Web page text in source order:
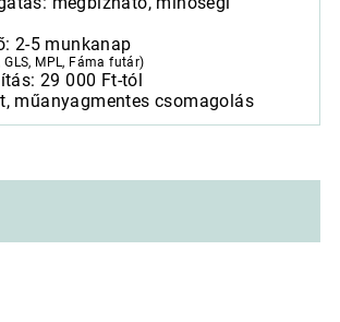
2-5 munkanap
MPL, Fáma futár)
29 000 Ft-tól
műanyagmentes csomagolás